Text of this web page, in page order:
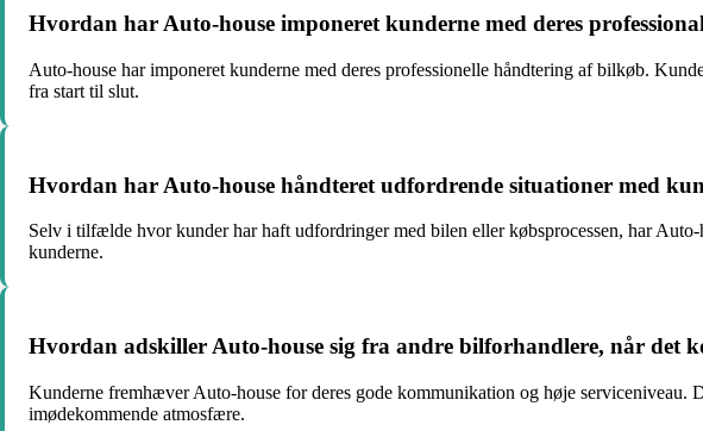
Hvordan har Auto-house imponeret kunderne med deres
Auto-house har imponeret kunderne med deres professionelle håndtering af bilkøb.
fra start til slut.
Hvordan har Auto-house håndteret udfordrende situationer med
Selv i tilfælde hvor kunder har haft udfordringer med bilen eller købsprocessen, har
kunderne.
Hvordan adskiller Auto-house sig fra andre bilforhandlere, når det
Kunderne fremhæver Auto-house for deres gode kommunikation og høje serviceniveau.
imødekommende atmosfære.